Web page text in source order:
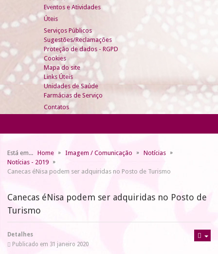
Eventos e Atividades
Úteis
Serviços Públicos
Sugestões/Reclamações
Proteção de dados - RGPD
Cookies
Mapa do site
Links Úteis
Unidades de Saúde
Farmácias de Serviço
Contatos
Está em... Home Imagem / Comunicação
Notícias
Notícias - 2019
Canecas éNisa podem ser adquiridas no Posto de Turismo
Canecas éNisa podem ser adquiridas no Posto de
Turismo
Detalhes
Publicado em 31 janeiro 2020